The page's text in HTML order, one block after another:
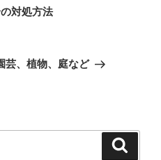
対処方法
、植物、庭など